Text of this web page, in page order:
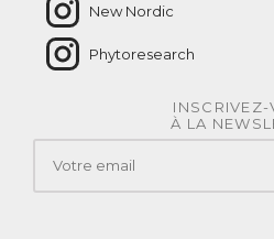
New Nordic
Phytoresearch
INSCRIVEZ-
À LA